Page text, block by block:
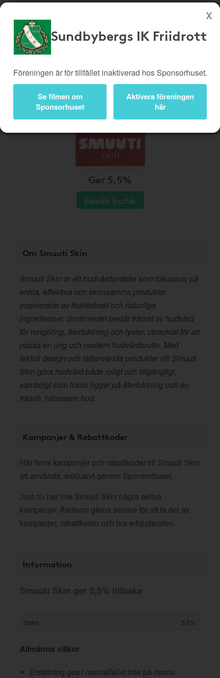
Köp genom denna sida stöttar Sundbybergs IK Friidrott
Butiker
Presentkort
Kampanjer
Bli medlem
Logga in
Sundbybergs IK Friidrott
Föreningen är för tillfället inaktiverad hos Sponsorhuset.
Se filmen om
Sponsorhuset
Aktivera föreningen
här
Ger 5,5%
Besök butik
Om Smuuti Skin
Smuuti Skin är ett hudvårdsmärke som fokuserar på
enkla, effektiva och skonsamma produkter
inspirerade av fruktextrakt och naturliga
ingredienser. Sortimentet består främst av hudvård
för rengöring, återfuktning och lyster, utvecklat för att
passa en ung och modern hudvårdsrutin. Med
lekfull design och lättanvända produkter vill Smuuti
Skin göra hudvård både roligt och tillgängligt,
samtidigt som fokus ligger på återfuktning och en
fräsch, hälsosam hud.
Kampanjer & Rabattkoder
Här finns kampanjer och rabattkoder till Smuuti Skin
att använda, exklusivt genom Sponsorhuset.
Just nu har inte Smuuti Skin några aktiva
kampanjer. Återkom gärna senare för att ta del av
kampanjer, rabattkoder och bra erbjudanden.
Information
Smuuti Skin ger 5,5% tillbaka
Order 5,5%
Allmänna villkor:
Ersättning ges i normalfallet inte på moms,